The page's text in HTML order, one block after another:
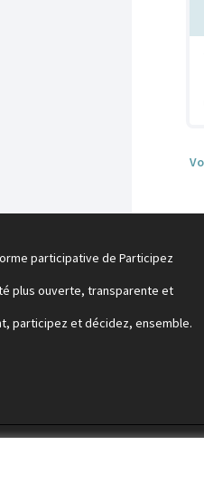
participative de Participez
plus ouverte, transparente et
participez et décidez, ensemble.